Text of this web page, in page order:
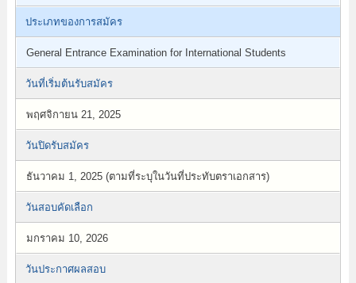
ประเภทของการสมัคร
General Entrance Examination for International Students
วันที่เริ่มต้นรับสมัคร
พฤศจิกายน 21, 2025
วันปิดรับสมัคร
ธันวาคม 1, 2025 (ตามที่ระบุในวันที่ประทับตราเอกสาร)
วันสอบคัดเลือก
มกราคม 10, 2026
วันประกาศผลสอบ